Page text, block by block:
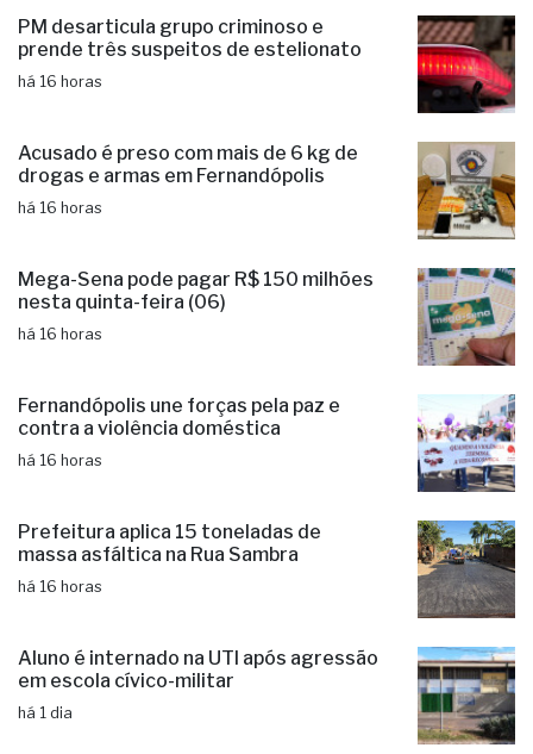
PM desarticula grupo criminoso e
prende três suspeitos de estelionato
há 16 horas
Acusado é preso com mais de 6 kg de
drogas e armas em Fernandópolis
há 16 horas
Mega-Sena pode pagar R$ 150 milhões
nesta quinta-feira (06)
há 16 horas
Fernandópolis une forças pela paz e
contra a violência doméstica
há 16 horas
Prefeitura aplica 15 toneladas de
massa asfáltica na Rua Sambra
há 16 horas
Aluno é internado na UTI após agressão
em escola cívico-militar
há 1 dia